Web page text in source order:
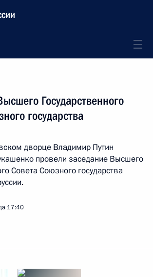
Государственного
государства
дворце Владимир Путин
провели заседание Высшего
Совета Союзного государства
17:40